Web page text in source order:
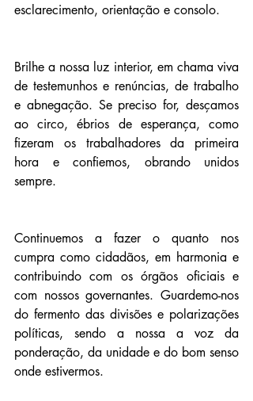
esclarecimento, orientação e consolo.
Brilhe a nossa luz interior, em chama viva
de testemunhos e renúncias, de trabalho
e abnegação. Se preciso for, desçamos
ao circo, ébrios de esperança, como
fizeram os trabalhadores da primeira
hora e confiemos, obrando unidos
sempre.
Continuemos a fazer o quanto nos
cumpra como cidadãos, em harmonia e
contribuindo com os órgãos oficiais e
com nossos governantes. Guardemo-nos
do fermento das divisões e polarizações
políticas, sendo a nossa a voz da
ponderação, da unidade e do bom senso
onde estivermos.